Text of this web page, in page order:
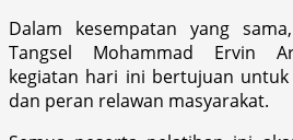
Dalam kesempatan yang
Tangsel Mohammad Ervin
kegiatan hari ini bertujuan
dan peran relawan masyarakat.